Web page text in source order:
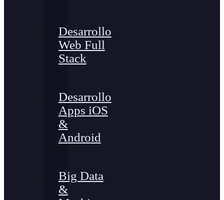
Desarrollo
Web Full
Stack
Desarrollo
Apps iOS
&
Android
Big Data
&